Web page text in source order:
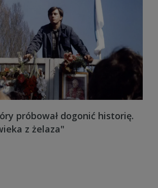
próbował dogonić historię.
z żelaza"